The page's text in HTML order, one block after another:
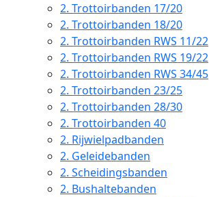
2. Trottoirbanden 17/20
2. Trottoirbanden 18/20
2. Trottoirbanden RWS 11/22
2. Trottoirbanden RWS 19/22
2. Trottoirbanden RWS 34/45
2. Trottoirbanden 23/25
2. Trottoirbanden 28/30
2. Trottoirbanden 40
2. Rijwielpadbanden
2. Geleidebanden
2. Scheidingsbanden
2. Bushaltebanden